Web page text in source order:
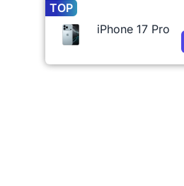
TOP
iPhone 17 Pro